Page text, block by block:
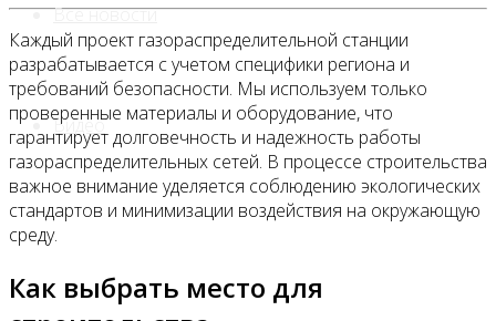
Все новости
Видео
Каждый проект газораспределительной станции
разрабатывается с учетом специфики региона и
требований безопасности. Мы используем только
проверенные материалы и оборудование, что
гарантирует долговечность и надежность работы
газораспределительных сетей. В процессе строительства
важное внимание уделяется соблюдению экологических
стандартов и минимизации воздействия на окружающую
среду.
Как выбрать место для